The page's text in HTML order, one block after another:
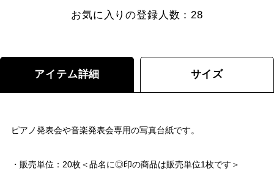
お気に入りの登録人数：28
アイテム詳細 サイズ
ピアノ発表会や音楽発表会専用の写真台紙です。
・販売単位：20枚＜品名に◎印の商品は販売単位1枚です＞